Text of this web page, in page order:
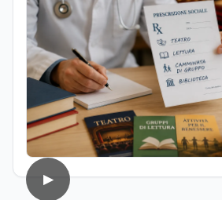
divulgazione,
applica nel lavoro
produzione di
di studi si è
culturali, sui processi
dialogo tra società e
particolare attenzione
comunicazione e alla
circa dieci anni lavora
scrittura professionale
▶